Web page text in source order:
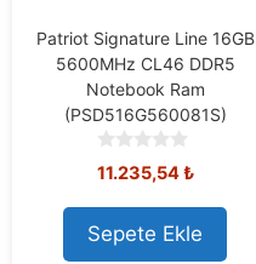
Patriot Signature Line 16GB
5600MHz CL46 DDR5
Notebook Ram
(PSD516G560081S)
0
o
u
t
o
11.235,54₺
Sepete Ekle